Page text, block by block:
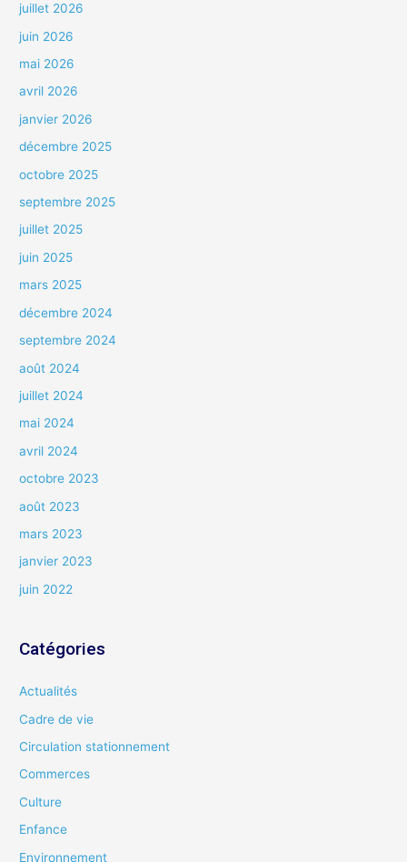
juillet 2026
juin 2026
mai 2026
avril 2026
janvier 2026
décembre 2025
octobre 2025
septembre 2025
juillet 2025
juin 2025
mars 2025
décembre 2024
septembre 2024
août 2024
juillet 2024
mai 2024
avril 2024
octobre 2023
août 2023
mars 2023
janvier 2023
juin 2022
Catégories
Actualités
Cadre de vie
Circulation stationnement
Commerces
Culture
Enfance
Environnement